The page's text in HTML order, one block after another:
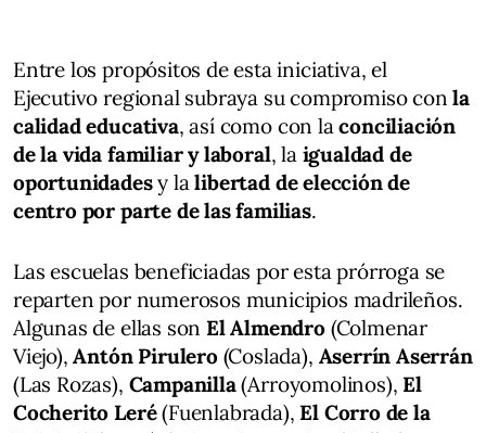
Entre los propósitos de esta iniciativa, el
Ejecutivo regional subraya su compromiso conla
calidad educativa, así como con laconciliación
de la vida familiar y laboral, la igualdad de
oportunidadesy lalibertad de elección de
centro por parte de las familias.
Las escuelas beneficiadas por esta prórroga se
reparten por numerosos municipios madrileños.
Algunas de ellas son El Almendro(Colmenar
Viejo),Antón Pirulero(Coslada), Aserrín Aserrán
(Las Rozas), Campanilla(Arroyomolinos), El
Cocherito Leré(Fuenlabrada), El Corro de la